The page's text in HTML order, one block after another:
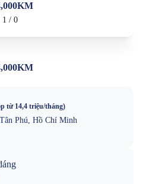
1 / 0
từ 14,4 triệu/tháng)
Phú, Hồ Chí Minh